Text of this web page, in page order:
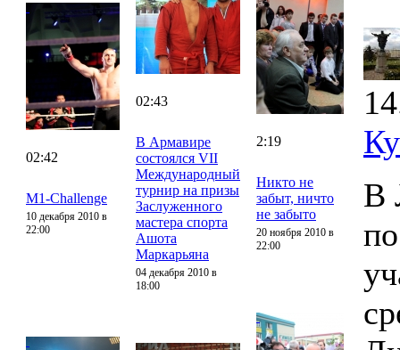
02:42
M1-Challenge
10 декабря 2010 в
22:00
02:43
В Армавире
состоялся VII
Международный
турнир на призы
Заслуженного
мастера спорта
Ашота
Маркарьяна
04 декабря 2010 в
18:00
2:19
Никто не
забыт, ничто
не забыто
20 ноября 2010 в
22:00
В